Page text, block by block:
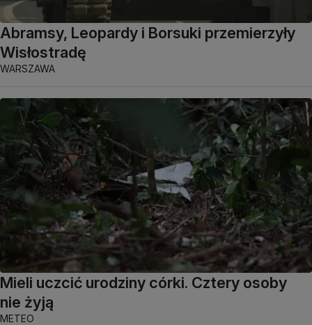
Abramsy, Leopardy i Borsuki przemierzyły
Wisłostradę
WARSZAWA
Mieli uczcić urodziny córki. Cztery osoby
nie żyją
METEO